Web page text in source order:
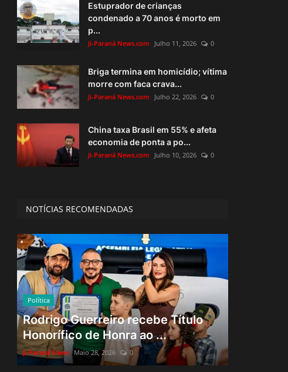
Estuprador de crianças
condenado a 70 anos é morto em
p...
Ji-Paraná News.com Julho 11, 2026 0
Briga termina em homicídio; vítima
morre com faca crava...
Ji-Paraná News.com Julho 22, 2026 0
China taxa Brasil em 55% e afeta
economia de ponta a po...
Ji-Paraná News.com Julho 10, 2026 0
NOTÍCIAS RECOMENDADAS
Política
Rodrigo Guerreiro recebe Título
Honorífico de Honra ao ...
Ji-Paraná News Maio 28, 2026 0